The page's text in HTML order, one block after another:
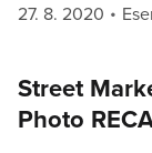
Posted
27. 8. 2020
Street
Photo